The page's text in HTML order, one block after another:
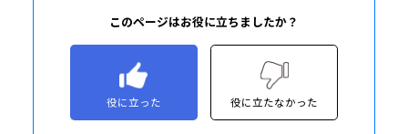
このページはお役に立ちましたか？
役に立った 役に立たなかった